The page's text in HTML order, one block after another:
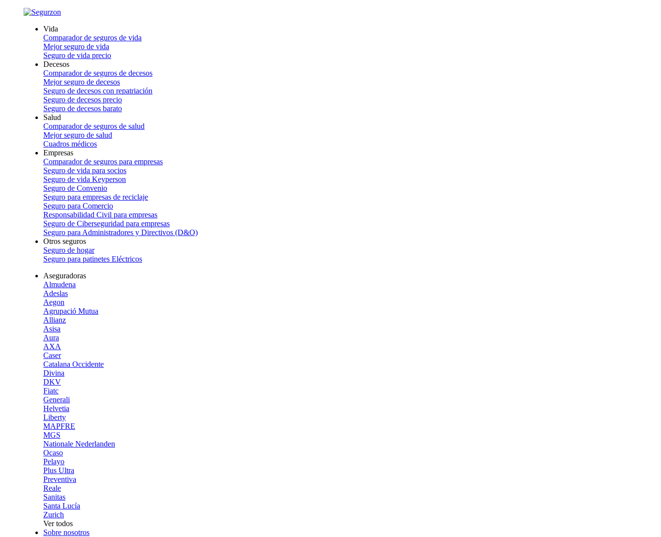
Vida
Comparador de seguros de vida
Mejor seguro de vida
Seguro de vida precio
Decesos
Comparador de seguros de decesos
Mejor seguro de decesos
Seguro de decesos con repatriación
Seguro de decesos precio
Seguro de decesos barato
Salud
Comparador de seguros de salud
Mejor seguro de salud
Cuadros médicos
Empresas
Comparador de seguros para empresas
Seguro de vida para socios
Seguro de vida Keyperson
Seguro de Convenio
Seguro para empresas de reciclaje
Seguro para Comercio
Responsabilidad Civil para empresas
Seguro de Ciberseguridad para empresas
Seguro para Administradores y Directivos (D&O)
Otros seguros
Seguro de hogar
Seguro para patinetes Eléctricos
Aseguradoras
Almudena
Adeslas
Aegon
Agrupació Mutua
Allianz
Asisa
Aura
AXA
Caser
Catalana Occidente
Divina
DKV
Fiatc
Generali
Helvetia
Liberty
MAPFRE
MGS
Nationale Nederlanden
Ocaso
Pelayo
Plus Ultra
Preventiva
Reale
Sanitas
Santa Lucía
Zurich
Ver todos
Sobre nosotros